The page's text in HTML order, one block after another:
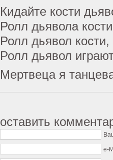
Кидайте кости
Ролл дьявола
Ролл дьявол
Ролл дьявол
Мертвеца я
оставить
e-